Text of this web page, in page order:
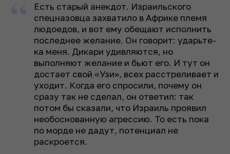
Есть старый анекдот. Израильского
спецназовца захватило в Африке племя
людоедов, и вот ему обещают исполнить
последнее желание. Он говорит: ударьте-
ка меня. Дикари удивляются, но
выполняют желание и бьют его. И тут он
достает свой «Узи», всех расстреливает и
уходит. Когда его спросили, почему он
сразу так не сделал, он ответил: так
потом бы сказали, что Израиль проявил
необоснованную агрессию. То есть пока
по морде не дадут, потенциал не
раскроется.